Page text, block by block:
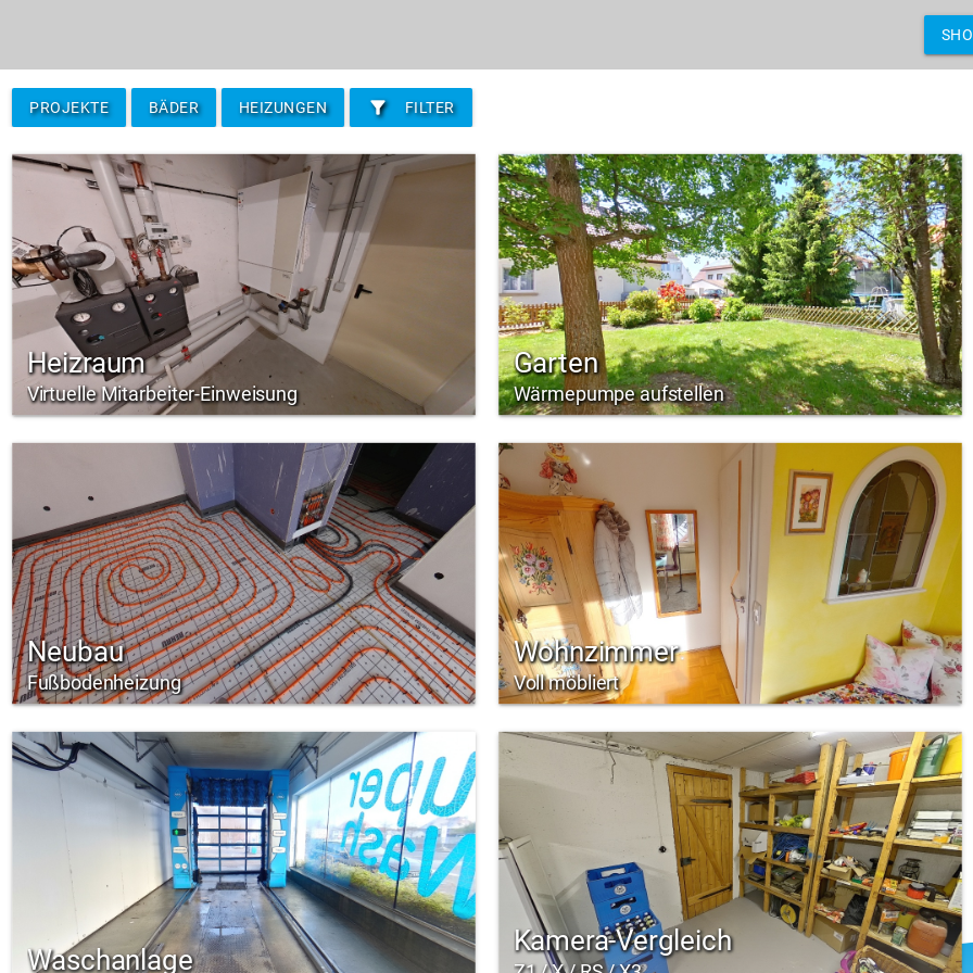
PROJEKTE BÄDER HEIZUNGEN filter_alt FILTER
Heizraum
Virtuelle Mitarbeiter-Einweisung
Garten
Wärmepumpe aufstellen
Neubau
Fußbodenheizung
Wohnzimmer
Voll möbliert
Waschanlage
Kamera-Vergleich